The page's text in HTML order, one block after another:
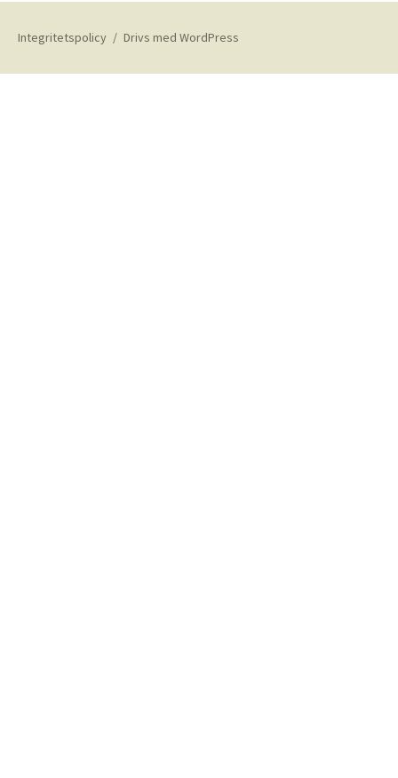
Integritetspolicy Drivs med WordPress